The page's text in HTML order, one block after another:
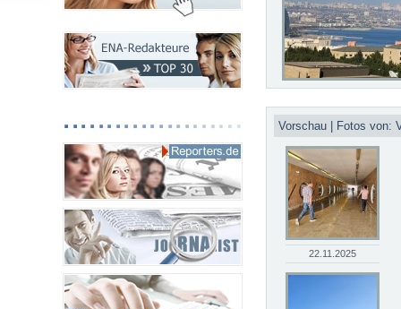
Vorschau | Fotos von:
22.11.2025